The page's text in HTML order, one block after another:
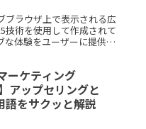
ブラウザ上で表示される広
技術を使用して作成されて
な体験をユーザーに提供し
ーケティング
アップセリングと
語をサクッと解説